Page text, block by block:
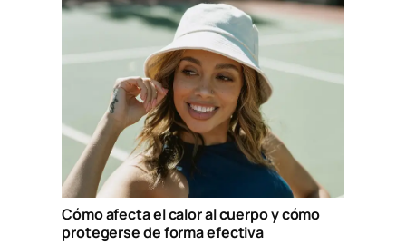
Cómo afecta el calor al cuerpo y cómo
protegerse de forma efectiva